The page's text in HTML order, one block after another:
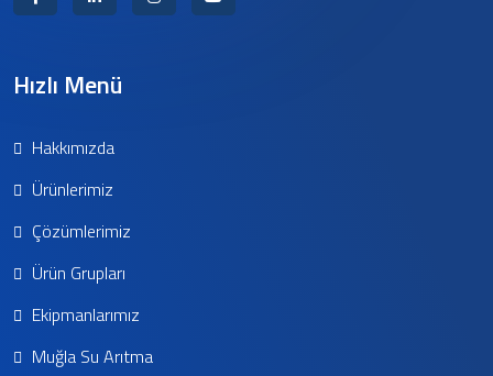
Hızlı Menü
Hakkımızda
Ürünlerimiz
Çözümlerimiz
Ürün Grupları
Ekipmanlarımız
Muğla Su Arıtma